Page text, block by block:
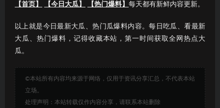
【首页】 【今日大瓜】 【热门爆料】 每天都有新鲜内容更新。
以上就是今日最新大瓜、热门瓜爆料内容。每日吃瓜、看最新
大瓜、热门爆料，记得收藏本站，第一时间获取全网热点大
瓜。
©本站所有内容均来源于网络，仅用于资讯分享汇总，不代表本站
立场。
处理声明：本站转载仅作内容分享，请联系本站删除